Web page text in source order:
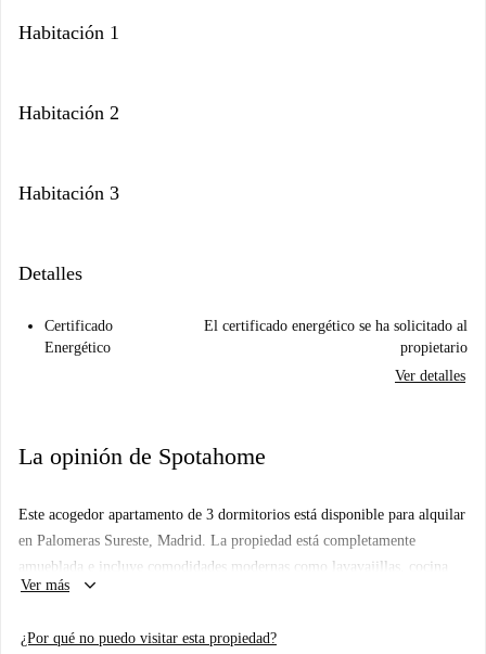
Habitación 1
Habitación 2
Habitación 3
Detalles
Certificado
Energético
El certificado energético se ha solicitado al
propietario
Ver detalles
La opinión de Spotahome
Este acogedor apartamento de 3 dormitorios está disponible para alquilar
en Palomeras Sureste, Madrid. La propiedad está completamente
amueblada e incluye comodidades modernas como lavavajillas, cocina
equipada y lavadora compartida. El salón cuenta con un balcón para
interiores amueblados. Tenga en cuenta que, si bien algunos gastos como
Ver más keyboard_arrow_down
¿Por qué no puedo visitar esta propiedad?